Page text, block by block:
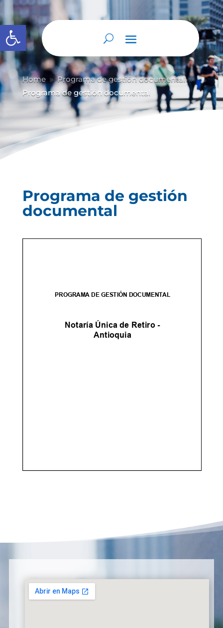
Abrir barra de herramientas
Home 9 Programa de gestión documental 9
Programa de gestión documental
Programa de gestión
documental